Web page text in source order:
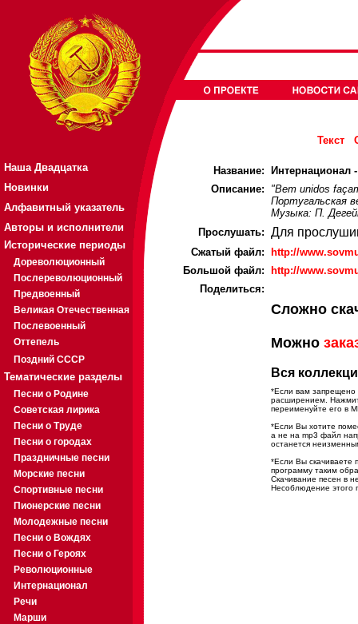
Наша Двадцатка
Новинки
Алфавитный указатель
Авторы и исполнители
Исторические периоды
Дореволюционный
Послереволюционный
Предвоенный
Великая Отечественная
Послевоенный
Оттепель
Поздний СССР
Тематические разделы
Песни о Родине
Советская лирика
Песни о Труде
Песни о городах
Праздничные песни
Морские песни
Спортивные песни
Пионерские песни
Молодежные песни
Песни о Вождях
Песни о Героях
Революционные
Интернационал
Речи
Марши
Текст
Название:
Интернационал
Описание:
"Bem unidos
Португальская
Музыка: П.
Прослушать: Для
Cжатый файл:
http://
Большой файл:
http://
Поделиться:
Сложно
Можно
Вся
*Если вам запрещено
расширением.
переименуйте его в
*Если Вы хотите
а не на mp3 файл
останется
*Если Вы скачиваете
программу таким
Скачивание песен в
Несоблюдение этого